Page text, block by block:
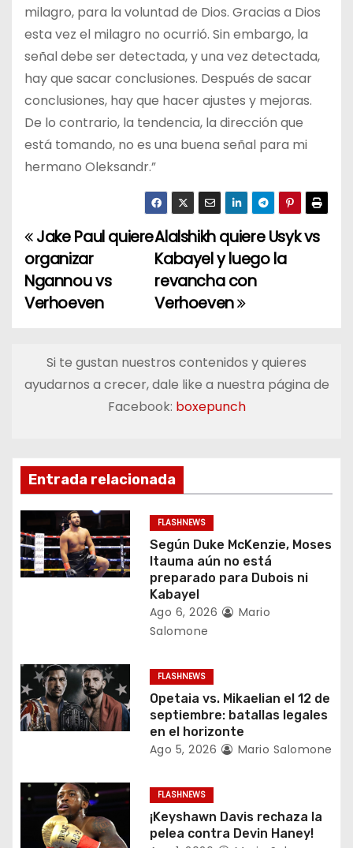
milagro, para la voluntad de Dios. Gracias a Dios
esta vez el milagro no ocurrió. Sin embargo, la
señal debe ser detectada, y una vez detectada,
hay que sacar conclusiones. Después de sacar
conclusiones, hay que hacer ajustes y mejoras.
De lo contrario, la tendencia, la dirección que
está tomando, no es una buena señal para mi
hermano Oleksandr.”
N
a
v
g
i
ó
n
d
n
t
r
d
Alalshikh quiere Usyk vs
Kabayel y luego la
revancha con
Verhoeven
Jake Paul quiere
organizar
Ngannou vs
Verhoeven
Si te gustan nuestros contenidos y quieres
ayudarnos a crecer, dale like a nuestra página de
Facebook: boxepunch
Entrada relacionada
FLASHNEWS
Según Duke McKenzie, Moses
Itauma aún no está
preparado para Dubois ni
Kabayel
Ago 6, 2026
Mario
Salomone
FLASHNEWS
Opetaia vs. Mikaelian el 12 de
septiembre: batallas legales
en el horizonte
Ago 5, 2026 Mario Salomone
FLASHNEWS
¡Keyshawn Davis rechaza la
pelea contra Devin Haney!